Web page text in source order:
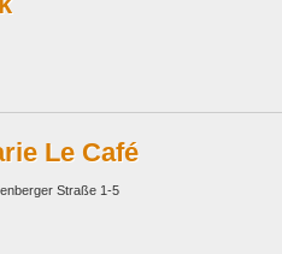
Le Café
Straße 1-5